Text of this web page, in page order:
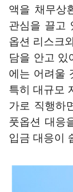
액을 채무상
관심을 끌고
옵션 리스크
담을 안고 있
에는 어려울
특히 대규모
가로 직행하
풋옵션 대응
입금 대응이